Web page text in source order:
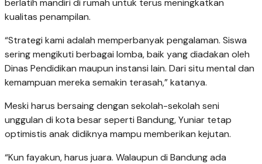
berlatih mandiri di rumah untuk terus meningkatkan
kualitas penampilan.
“Strategi kami adalah memperbanyak pengalaman. Siswa
sering mengikuti berbagai lomba, baik yang diadakan oleh
Dinas Pendidikan maupun instansi lain. Dari situ mental dan
kemampuan mereka semakin terasah,” katanya.
Meski harus bersaing dengan sekolah-sekolah seni
unggulan di kota besar seperti Bandung, Yuniar tetap
optimistis anak didiknya mampu memberikan kejutan.
“Kun fayakun, harus juara. Walaupun di Bandung ada